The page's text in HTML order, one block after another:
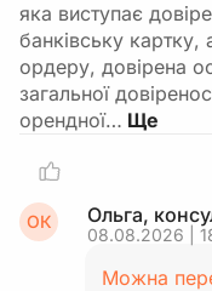
яка виступає
банківську
ордеру, довірена
загальної
орендної…
ОК Ольга,
08.08.2026 |
Можна